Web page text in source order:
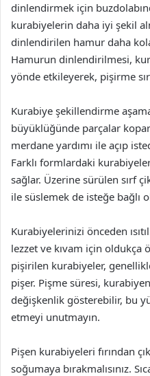
dinlendirmek için
kurabiyelerin daha iyi şekil
dinlendirilen hamur daha
Hamurun dinlendirilmesi,
yönde etkileyerek, pişirme
Kurabiye şekillendirme
büyüklüğünde parçalar
merdane yardımı ile açıp
Farklı formlardaki
sağlar. Üzerine sürülen sırf
ile süslemek de isteğe bağlı
Kurabiyelerinizi önceden
lezzet ve kıvam için oldukça
pişirilen kurabiyeler,
pişer. Pişme süresi,
değişkenlik gösterebilir, bu
etmeyi unutmayın.
Pişen kurabiyeleri fırından
soğumaya bırakmalısınız.